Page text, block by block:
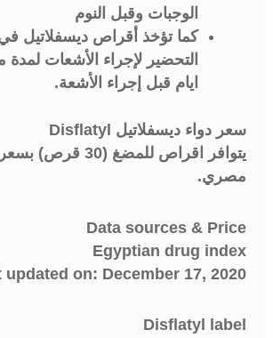
الوجبات وقبل النوم
كما تؤخذ أقراص ديسفلاتيل
ايام قبل إجراء الأشعة.
سعر دواء ديسفلاتيل Disflatyl
مصري.
Data sources & Price
Egyptian drug index
updated on: December 17, 2020
Disflatyl label